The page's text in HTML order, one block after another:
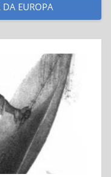
DA EUROPA